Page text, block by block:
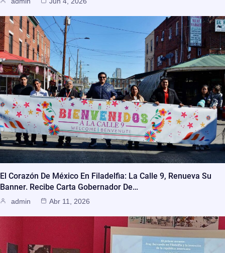
El Corazón De México En Filadelfia: La Calle 9, Renueva Su
Banner. Recibe Carta Gobernador De…
admin Abr 11, 2026